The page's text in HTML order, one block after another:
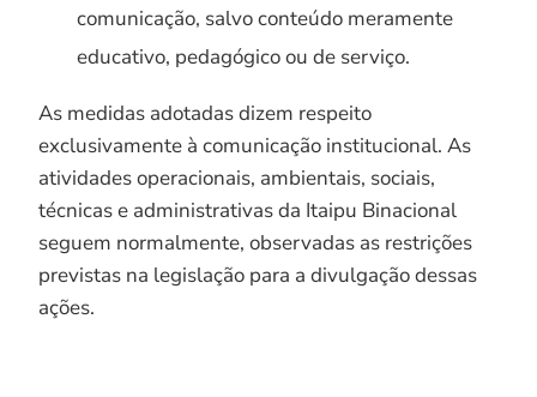
comunicação, salvo conteúdo meramente
educativo, pedagógico ou de serviço.
As medidas adotadas dizem respeito
exclusivamente à comunicação institucional. As
atividades operacionais, ambientais, sociais,
técnicas e administrativas da Itaipu Binacional
seguem normalmente, observadas as restrições
previstas na legislação para a divulgação dessas
ações.